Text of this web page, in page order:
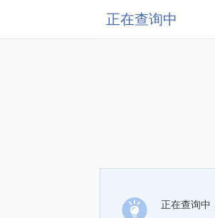
正在查询中
正在查询中